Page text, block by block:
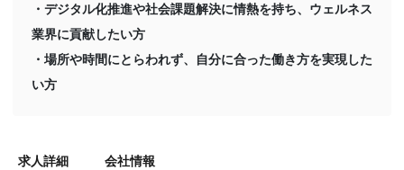
・デジタル化推進や社会課題解決に情熱を持ち、ウェルネス
業界に貢献したい方
・場所や時間にとらわれず、自分に合った働き方を実現した
い方
求人詳細 会社情報